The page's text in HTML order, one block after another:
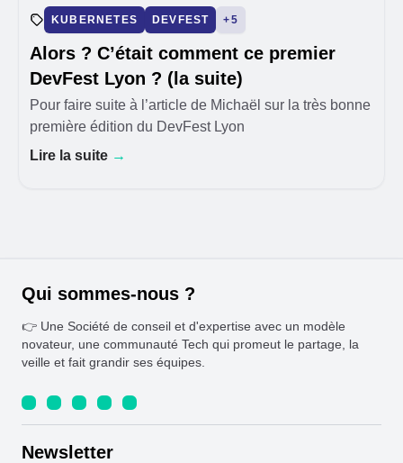
KUBERNETES DEVFEST +5
Alors ? C’était comment ce premier
DevFest Lyon ? (la suite)
Pour faire suite à l’article de Michaël sur la très bonne
première édition du DevFest Lyon
Lire la suite →
Qui sommes-nous ?
👉 Une Société de conseil et d'expertise avec un modèle
novateur, une communauté Tech qui promeut le partage, la
veille et fait grandir ses équipes.
Newsletter